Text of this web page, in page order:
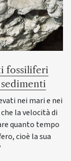
fossiliferi
nei mari e nei
la velocità di
quanto tempo
cioè la sua